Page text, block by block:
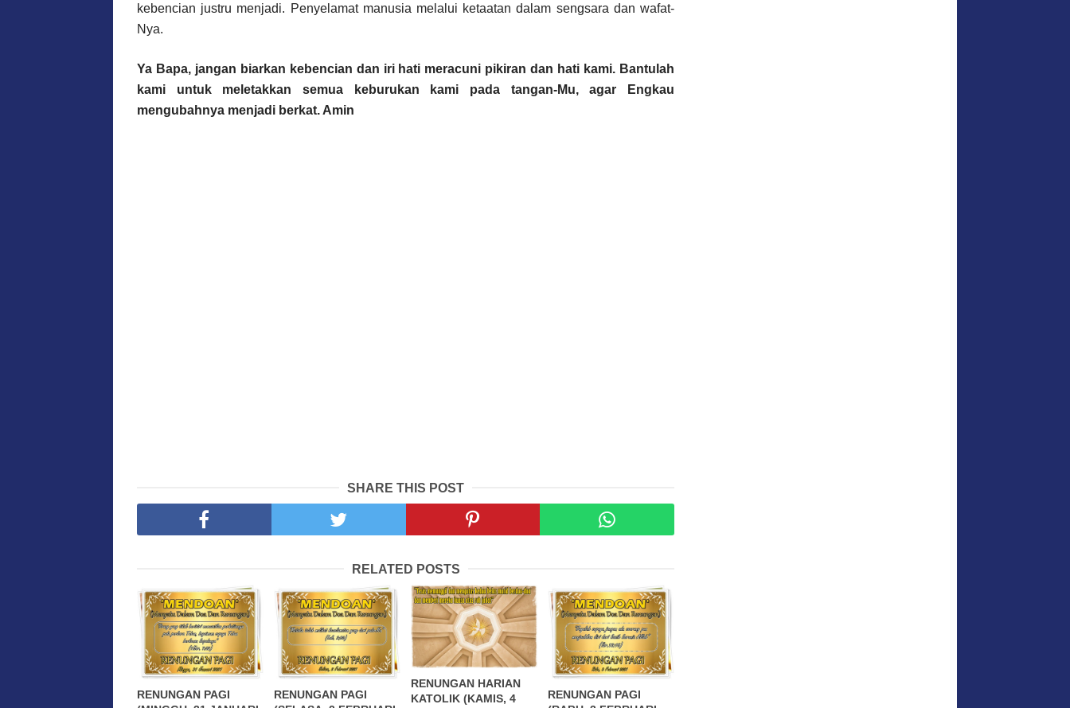
kebencian justru menjadi. Penyelamat manusia melalui ketaatan dalam sengsara dan wafat-
Nya.
Ya Bapa, jangan biarkan kebencian dan iri hati meracuni pikiran dan hati kami. Bantulah
kami untuk meletakkan semua keburukan kami pada tangan-Mu, agar Engkau
mengubahnya menjadi berkat. Amin
SHARE THIS POST
RELATED POSTS
RENUNGAN PAGI
RENUNGAN PAGI
RENUNGAN HARIAN
KATOLIK (KAMIS, 4
RENUNGAN PAGI